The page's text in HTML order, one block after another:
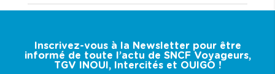
Inscrivez-vous à la Newsletter pour être
informé de toute l’actu de SNCF Voyageurs,
TGV INOUI, Intercités et OUIGO !